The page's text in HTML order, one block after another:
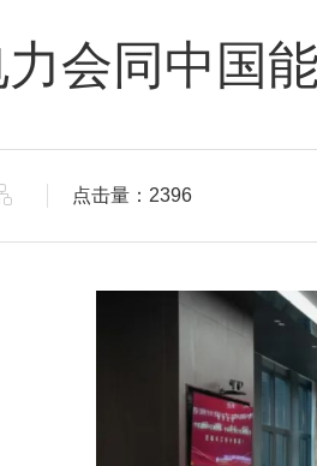
会同中国
点击量：2396